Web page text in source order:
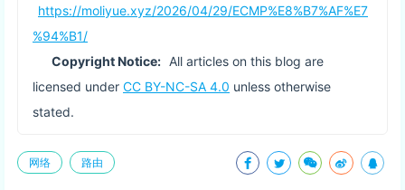
https://moliyue.xyz/2026/04/29/ECMP%E8%B7%AF%E7
%94%B1/
Copyright Notice: All articles on this blog are
licensed under CC BY-NC-SA 4.0 unless otherwise
stated.
网络 路由